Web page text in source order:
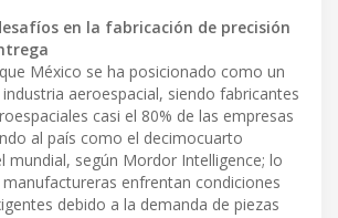
en la fabricación de precisión
México se ha posicionado como un
aeroespacial, siendo fabricantes
casi el 80% de las empresas
al país como el decimocuarto
mundial, según Mordor Intelligence; lo
enfrentan condiciones
debido a la demanda de piezas